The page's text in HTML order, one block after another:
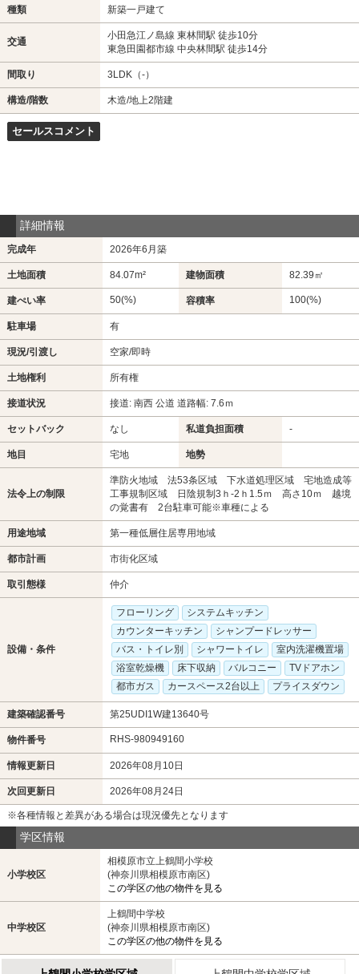
種類 新築一戸建て
交通
小田急江ノ島線 東林間駅 徒歩10分
東急田園都市線 中央林間駅 徒歩14分
間取り 3LDK（-）
構造/階数 木造/地上2階建
セールスコメント
詳細情報
完成年 2026年6月築
土地面積 84.07m² 建物面積 82.39㎡
建ぺい率 50(%) 容積率 100(%)
駐車場 有
現況/引渡し 空家/即時
土地権利 所有権
接道状況 接道: 南西 公道 道路幅: 7.6ｍ
セットバック なし 私道負担面積 -
地目 宅地 地勢
法令上の制限
準防火地域 法53条区域 下水道処理区域 宅地造成等
工事規制区域 日陰規制3ｈ-2ｈ1.5ｍ 高さ10ｍ 越境
の覚書有 2台駐車可能※車種による
用途地域 第一種低層住居専用地域
都市計画 市街化区域
取引態様 仲介
設備・条件
フローリング
システムキッチン
カウンターキッチン
シャンプードレッサー
バス・トイレ別
シャワートイレ
室内洗濯機置場
浴室乾燥機
床下収納 バルコニー
TVドアホン
都市ガス
カースペース2台以上 プライスダウン
建築確認番号 第25UDI1W建13640号
物件番号 RHS-980949160
情報更新日 2026年08月10日
次回更新日 2026年08月24日
※各種情報と差異がある場合は現況優先となります
学区情報
小学校区
相模原市立上鶴間小学校
(神奈川県相模原市南区)
この学区の他の物件を見る
中学校区
上鶴間中学校
(神奈川県相模原市南区)
この学区の他の物件を見る